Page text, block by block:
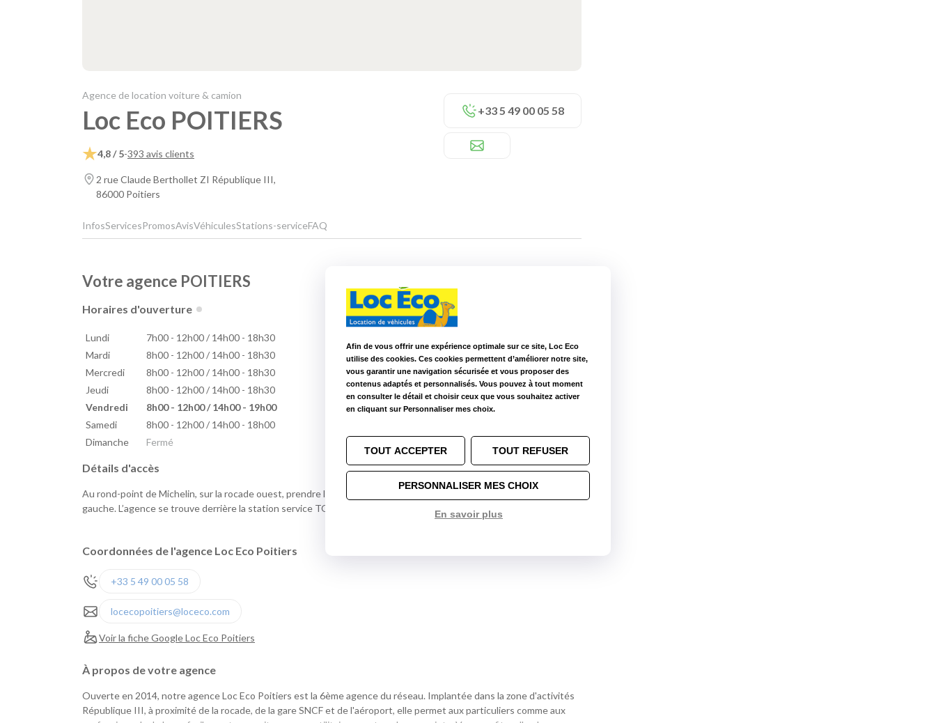
Agence de location voiture & camion
Loc Eco POITIERS
4,8 / 5-393 avis clients
2 rue Claude Berthollet ZI République III,
86000 Poitiers
+33 5 49 00 05 58
InfosServicesPromosAvisVéhiculesStations-serviceFAQ
Votre agence POITIERS
Horaires d'ouverture
Lundi
7h00 - 12h00 / 14h00 - 18h30
Mardi
8h00 - 12h00 / 14h00 - 18h30
Mercredi
8h00 - 12h00 / 14h00 - 18h30
Jeudi
8h00 - 12h00 / 14h00 - 18h30
Vendredi
8h00 - 12h00 / 14h00 - 19h00
Samedi
8h00 - 12h00 / 14h00 - 18h00
Dimanche
Fermé
Nos autres agences à proximité
Loc Eco La Roche sur Yon 134,8 km
Détails d'accès
Au rond-point de Michelin, sur la rocade ouest, prendre la sortie Z.I. République III, puis prendre la 1ère rue à
gauche. L’agence se trouve derrière la station service TOTAL Access.
Coordonnées de l'agence Loc Eco Poitiers
+33 5 49 00 05 58
locecopoitiers@loceco.com
Voir la fiche Google Loc Eco Poitiers
À propos de votre agence
Ouverte en 2014, notre agence Loc Eco Poitiers est la 6ème agence du réseau. Implantée dans la zone d'activités
République III, à proximité de la rocade, de la gare SNCF et de l'aéroport, elle permet aux particuliers comme aux
Afin de vous offrir une expérience optimale sur ce site, Loc Eco
utilise des cookies. Ces cookies permettent d’améliorer notre site,
vous garantir une navigation sécurisée et vous proposer des
contenus adaptés et personnalisés. Vous pouvez à tout moment
en consulter le détail et choisir ceux que vous souhaitez activer
en cliquant sur Personnaliser mes choix.
TOUT ACCEPTER TOUT REFUSER
PERSONNALISER MES CHOIX
En savoir plus